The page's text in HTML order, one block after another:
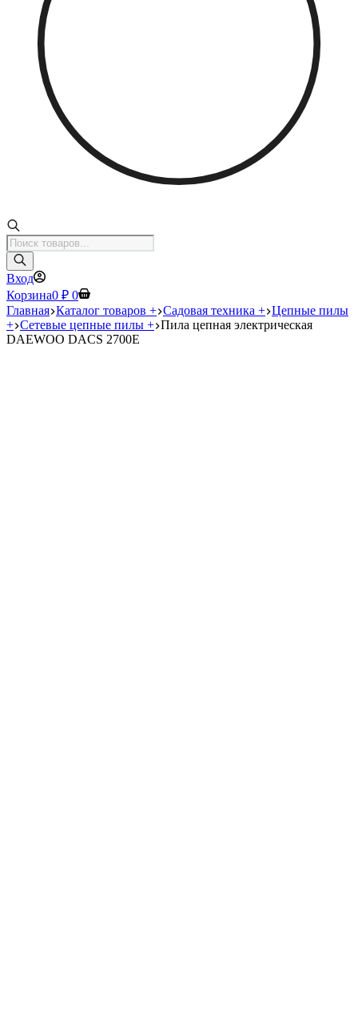
Поиск
товаров
Вход
Корзина0 ₽ 0
Главная Каталог товаров + Садовая техника + Цепные пилы
+ Сетевые цепные пилы + Пила цепная электрическая
DAEWOO DACS 2700E